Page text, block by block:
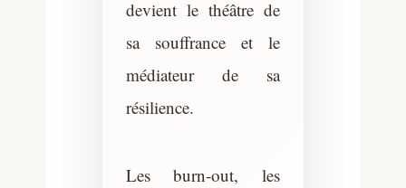
devient le théâtre de
sa souffrance et le
médiateur de sa
résilience.
Les burn-out, les